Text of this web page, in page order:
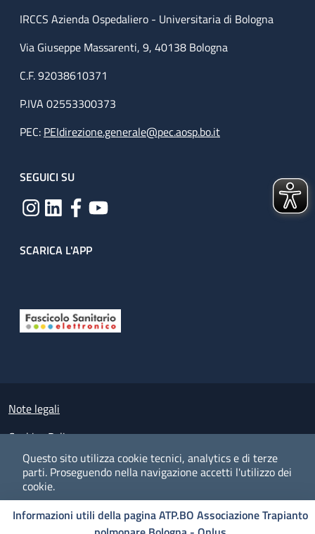
Questo sito utilizza cookie tecnici, analytics e di terze
parti. Proseguendo nella navigazione accetti l'utilizzo dei
cookie.
PREFERENZECOOKIESACCETTOI
Informazioni utili della pagina ATP.BO Associazione Trapianto
IRCCS Azienda Ospedaliero - Universitaria di Bologna
Via Giuseppe Massarenti, 9, 40138 Bologna
C.F. 92038610371
P.IVA 02553300373
PEC: PEIdirezione.generale@pec.aosp.bo.it
SEGUICI SU
SCARICA L'APP
Small prints
Note legali
Cookies Policy
Policy privacy e protezione del dato personale
Albo pretorio on-line
Dichiarazione di accessibilità